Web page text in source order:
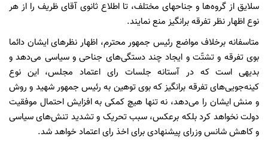
سلایق از گروه‌ها و جناحهای مختلف، تا اطلاع ثانوی آقای ظریف را از هر
نوع اظهار نظر تفرقه برانگیز منع نمایند.
متاسفانه برخلاف مواضع رئیس جمهور محترم، اظهار نظرهای ایشان دائما
بوی تفرقه و تشتّت و ایجاد چند دستگی‌های جناحی و سیاسی می‌دهد و
بدیهی است که در آستانه جلسات رای اعتماد مجلس، این نوع
کینه‌جویی‌های تفرقه برانگیز که بوی توهین به رئیس جمهور شهید و روش
و منش ایشان را می‌دهد، نه تنها هیچ کمکی به افزایش احتمال موفقیت
دولت نخواهد کرد بلکه برعکس، سبب تحریک و تشدید تنش‌های سیاسی
و کاهش شانس وزرای پیشنهادی برای اخذ رای اعتماد خواهد شد.